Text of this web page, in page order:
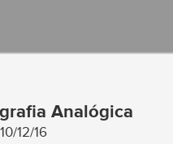
Analógica
12/16